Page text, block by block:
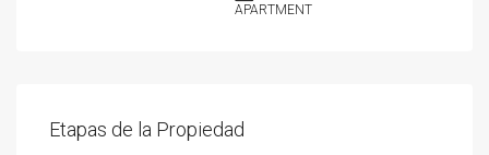
APARTMENT
Etapas de la Propiedad